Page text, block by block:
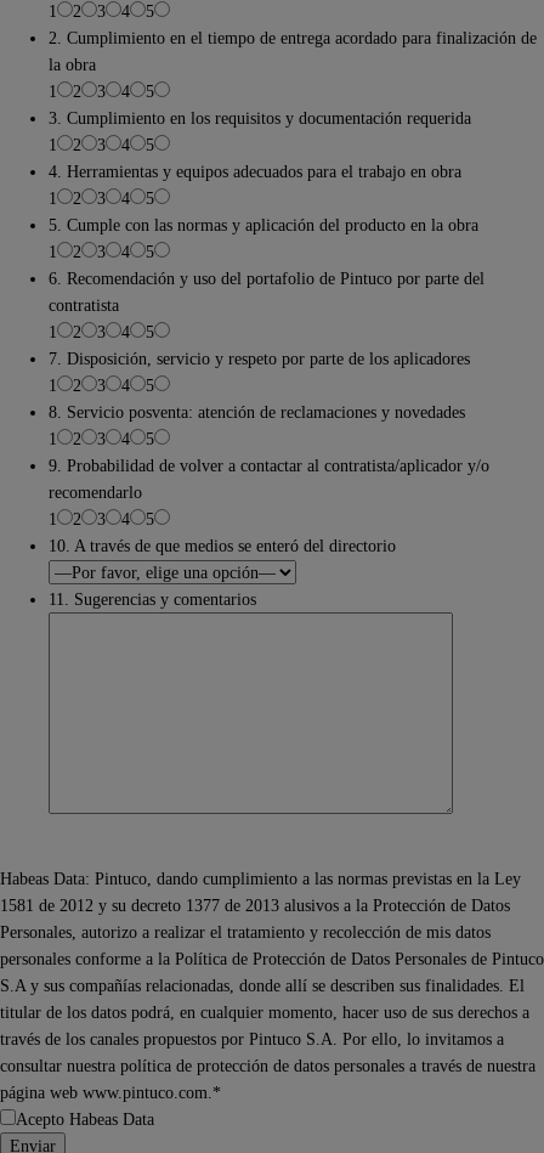
1
2 3 4
5
2. Cumplimiento en el tiempo de entrega acordado para finalización de
la obra
1
2 3 4
5
3. Cumplimiento en los requisitos y documentación requerida
1
2 3 4
5
4. Herramientas y equipos adecuados para el trabajo en obra
1
2 3 4
5
5. Cumple con las normas y aplicación del producto en la obra
1
2 3 4
5
6. Recomendación y uso del portafolio de Pintuco por parte del
contratista
1
2 3 4
5
7. Disposición, servicio y respeto por parte de los aplicadores
1
2 3 4
5
8. Servicio posventa: atención de reclamaciones y novedades
1
2 3 4
5
9. Probabilidad de volver a contactar al contratista/aplicador y/o
recomendarlo
1
2 3 4
5
10. A través de que medios se enteró del directorio
11. Sugerencias y comentarios
Habeas Data: Pintuco, dando cumplimiento a las normas previstas en la Ley
1581 de 2012 y su decreto 1377 de 2013 alusivos a la Protección de Datos
Personales, autorizo a realizar el tratamiento y recolección de mis datos
personales conforme a la Política de Protección de Datos Personales de Pintuco
S.A y sus compañías relacionadas, donde allí se describen sus finalidades. El
titular de los datos podrá, en cualquier momento, hacer uso de sus derechos a
través de los canales propuestos por Pintuco S.A. Por ello, lo invitamos a
consultar nuestra política de protección de datos personales a través de nuestra
página web www.pintuco.com.*
Acepto Habeas Data